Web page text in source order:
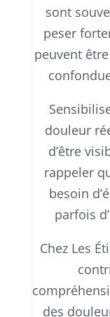
sont
peser
peuvent
douleur
d’être
rappeler
besoin
parfois
Chez Les
des